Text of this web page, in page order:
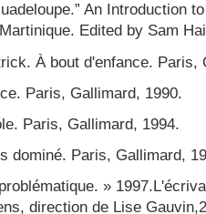
An Introduction
Edited by Sam
À bout d'enfance. Paris,
Paris, Gallimard, 1990.
Paris, Gallimard, 1994.
dominé. Paris, Gallimard,
»
direction de Lise